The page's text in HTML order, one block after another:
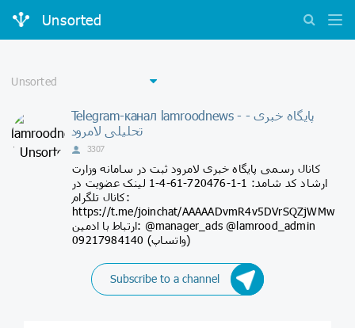
Unsorted
Telegram-канал lamroodnews - پایگاه خبری -
تحلیلی لامرود
3307
کانال رسمی پایگاه خبری لامرود ثبت در سامانه وزارت
ارشاد کد شامد: 1-1-720476-61-4-1 لینک عضویت در
کانال تلگرام:
https://t.me/joinchat/AAAAADvmR4v5DVrSQZjWMw
ارتباط با ادمین: @manager_ads @lamrood_admin
09217984140 (واتساپ)
Subscribe to a channel